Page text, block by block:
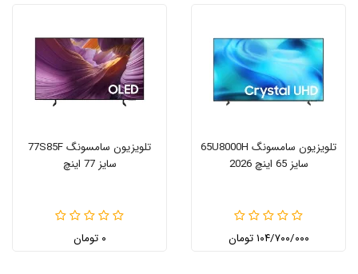
تلویزیون سامسونگ 65U8000H
سایز 65 اینچ 2026
۱۰۴/۷۰۰/۰۰۰ تومان
تلویزیون سامسونگ 77S85F
سایز 77 اینچ
۰ تومان